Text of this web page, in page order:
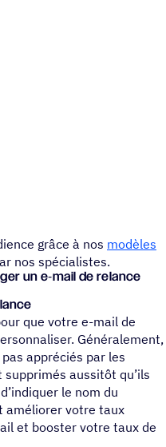
grâce à nos modèles
nos spécialistes.
un e‑mail de relance
que votre e-mail de
Généralement,
appréciés par les
aussitôt qu’ils
le nom du
améliorer votre taux
et booster votre taux de